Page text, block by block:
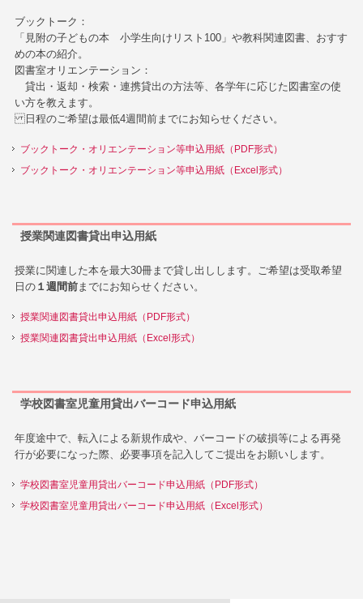
ブックトーク：
「見附の子どもの本 小学生向けリスト100」や教科関連図書、おすす
めの本の紹介。
図書室オリエンテーション：
貸出・返却・検索・連携貸出の方法等、各学年に応じた図書室の使
い方を教えます。
日程のご希望は最低4週間前までにお知らせください。
ブックトーク・オリエンテーション等申込用紙（PDF形式）
ブックトーク・オリエンテーション等申込用紙（Excel形式）
授業関連図書貸出申込用紙
授業に関連した本を最大30冊まで貸し出しします。 ご希望は受取希望
日の１週間前までにお知らせください。
授業関連図書貸出申込用紙（PDF形式）
授業関連図書貸出申込用紙（Excel形式）
学校図書室児童用貸出バーコード申込用紙
年度途中で、転入による新規作成や、バーコードの破損等による再発
行が必要になった際、必要事項を記入してご提出をお願いします。
学校図書室児童用貸出バーコード申込用紙（PDF形式）
学校図書室児童用貸出バーコード申込用紙（Excel形式）